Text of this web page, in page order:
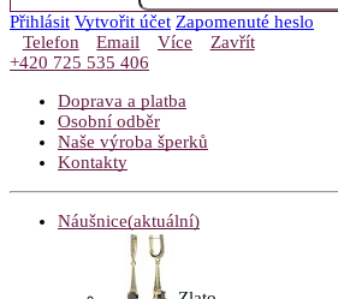
Přihlásit Vytvořit účet Zapomenuté heslo
Telefon
Email Více
Zavřít
+420 725 535 406
Doprava a platba
Osobní odběr
Naše výroba šperků
Kontakty
Náušnice(aktuální)